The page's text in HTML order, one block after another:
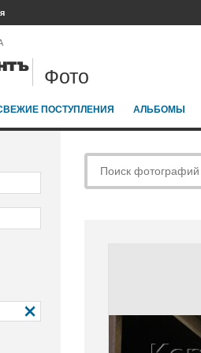
Фото
ПОСТУПЛЕНИЯ АЛЬБОМЫ